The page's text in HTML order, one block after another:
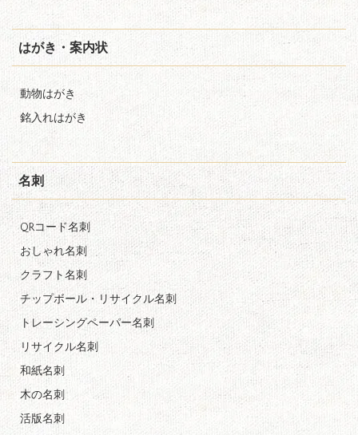
はがき・案内状
動物はがき
銘入れはがき
名刺
QRコード名刺
おしゃれ名刺
クラフト名刺
チップボール・リサイクル名刺
トレーシングペーパー名刺
リサイクル名刺
和紙名刺
木の名刺
活版名刺